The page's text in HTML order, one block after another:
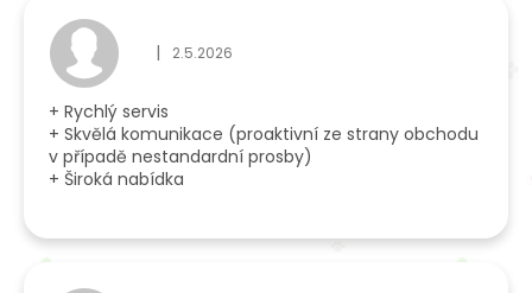
Hodnocení obchodu je 5 z 5 hvězdiček.
| 2.5.2026
+ Rychlý servis
+ Skvělá komunikace (proaktivní ze strany obchodu
v případě nestandardní prosby)
+ Široká nabídka